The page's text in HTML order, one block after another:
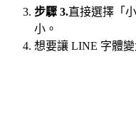
步驟 3.直接選擇「
小。
想要讓 LINE 字體